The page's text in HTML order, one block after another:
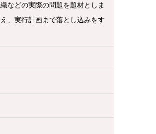
などの実際の問題を題材としま
、実行計画まで落とし込みをす